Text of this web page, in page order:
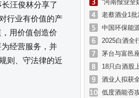
汪俊林分享了
行业有价值的产
用价值创造价
经营服务，并
则、守法律的近
老蔡酒业1
茅台与富邑
18只白酒股
酒业人拟获
低度酒能否